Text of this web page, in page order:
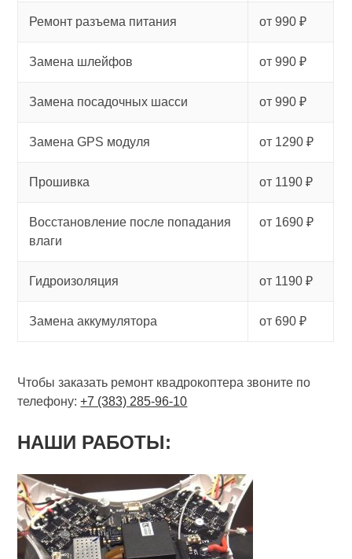
Ремонт разъема питания от 990 ₽
Замена шлейфов от 990 ₽
Замена посадочных шасси от 990 ₽
Замена GPS модуля от 1290 ₽
Прошивка от 1190 ₽
Восстановление после попадания
влаги
от 1690 ₽
Гидроизоляция от 1190 ₽
Замена аккумулятора от 690 ₽
Чтобы заказать ремонт квадрокоптера звоните по
телефону:+7 (383) 285-96-10
НАШИ РАБОТЫ: